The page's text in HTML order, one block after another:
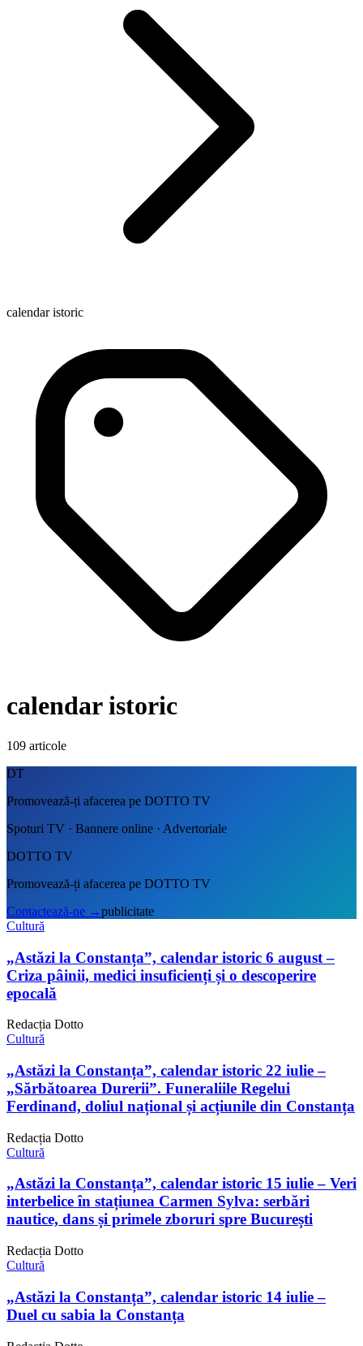
calendar istoric
calendar istoric
109 articole
DT
Promovează-ți afacerea pe DOTTO TV
Spoturi TV · Bannere online · Advertoriale
DOTTO TV
Promovează-ți afacerea pe DOTTO TV
Contactează-ne →publicitate
Cultură
„Astăzi la Constanța”, calendar istoric 6 august –
Criza pâinii, medici insuficienți și o descoperire
epocală
Redacția Dotto
Cultură
„Astăzi la Constanța”, calendar istoric 22 iulie –
„Sărbătoarea Durerii”. Funeraliile Regelui
Ferdinand, doliul național și acțiunile din Constanța
Redacția Dotto
Cultură
„Astăzi la Constanța”, calendar istoric 15 iulie – Veri
interbelice în stațiunea Carmen Sylva: serbări
nautice, dans și primele zboruri spre București
Redacția Dotto
Cultură
„Astăzi la Constanța”, calendar istoric 14 iulie –
Duel cu sabia la Constanța